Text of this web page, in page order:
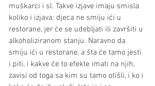
muškarci i sl. Takve izjave imaju smisla
koliko i izjava: djeca ne smiju ići u
restorane, jer će se udebljati ili završiti u
alkoholiziranom stanju. Naravno da
smiju ići u restorane, a šta će tamo jesti
i piti, i kakve će to efekte imati na njih,
zavisi od toga sa kim su tamo otišli, i ko i